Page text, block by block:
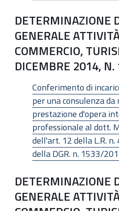
DETERMINAZIONE
GENERALE
COMMERCIO,
DICEMBRE 2014, N.
Conferimento di
per una consulenza
prestazione d'opera
professionale al dott.
dell'art. 12 della L.R.
della DGR. n. 1533/
DETERMINAZIONE
GENERALE